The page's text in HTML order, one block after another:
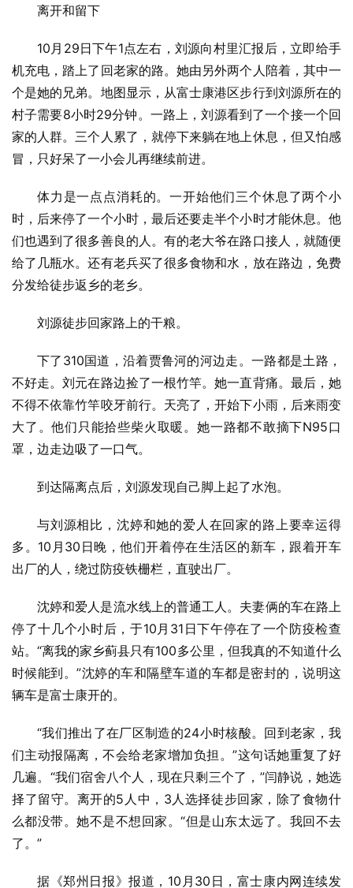
离开和留下
10月29日下午1点左右，刘源向村里汇报后，立即给手
机充电，踏上了回老家的路。她由另外两个人陪着，其中一
个是她的兄弟。地图显示，从富士康港区步行到刘源所在的
村子需要8小时29分钟。一路上，刘源看到了一个接一个回
家的人群。三个人累了，就停下来躺在地上休息，但又怕感
冒，只好呆了一小会儿再继续前进。
体力是一点点消耗的。一开始他们三个休息了两个小
时，后来停了一个小时，最后还要走半个小时才能休息。他
们也遇到了很多善良的人。有的老大爷在路口接人，就随便
给了几瓶水。还有老兵买了很多食物和水，放在路边，免费
分发给徒步返乡的老乡。
刘源徒步回家路上的干粮。
下了310国道，沿着贾鲁河的河边走。一路都是土路，
不好走。刘元在路边捡了一根竹竿。她一直背痛。最后，她
不得不依靠竹竿咬牙前行。天亮了，开始下小雨，后来雨变
大了。他们只能拾些柴火取暖。她一路都不敢摘下N95口
罩，边走边吸了一口气。
到达隔离点后，刘源发现自己脚上起了水泡。
与刘源相比，沈婷和她的爱人在回家的路上要幸运得
多。10月30日晚，他们开着停在生活区的新车，跟着开车
出厂的人，绕过防疫铁栅栏，直驶出厂。
沈婷和爱人是流水线上的普通工人。夫妻俩的车在路上
停了十几个小时后，于10月31日下午停在了一个防疫检查
站。“离我的家乡蓟县只有100多公里，但我真的不知道什么
时候能到。”沈婷的车和隔壁车道的车都是密封的，说明这
辆车是富士康开的。
“我们推出了在厂区制造的24小时核酸。回到老家，我
们主动报隔离，不会给老家增加负担。”这句话她重复了好
几遍。“我们宿舍八个人，现在只剩三个了，”闫静说，她选
择了留守。离开的5人中，3人选择徒步回家，除了食物什
么都没带。她不是不想回家。“但是山东太远了。我回不去
了。”
据《郑州日报》报道，10月30日，富士康内网连续发